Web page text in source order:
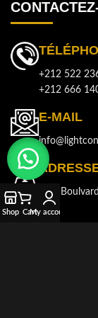
+212 522
+212 666
E-MAIL
143,
Shop CartMy account